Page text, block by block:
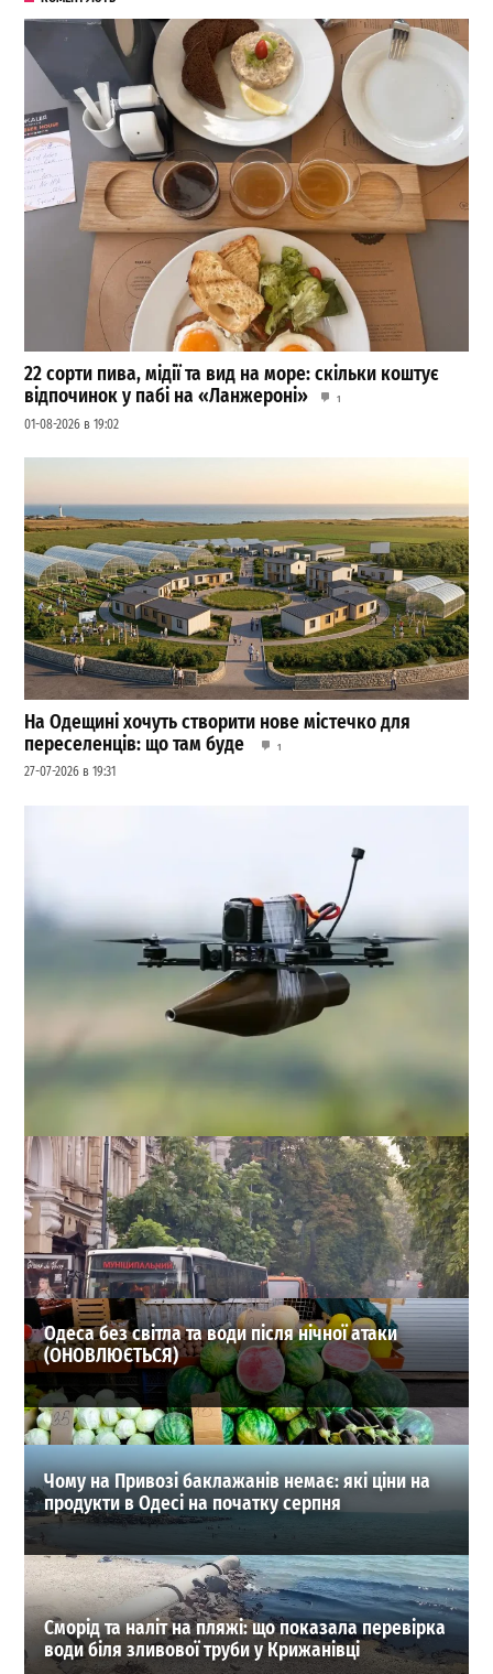
22 сорти пива, мідії та вид на море: скільки коштує
відпочинок у пабі на «Ланжероні»
1
01-08-2026 в 19:02
На Одещині хочуть створити нове містечко для
переселенців: що там буде
1
27-07-2026 в 19:31
«Полювання» на продавця в Херсоні та майже 1000
загиблих: масштаби атак російських FPV-дронів
(відео)
0
04-08-2026 в 20:27
ВИБІР РЕДАКЦІЇ
Одеса без світла та води після нічної атаки
(ОНОВЛЮЄТЬСЯ)
Чому на Привозі баклажанів немає: які ціни на
продукти в Одесі на початку серпня
Сморід та наліт на пляжі: що показала перевірка
води біля зливової труби у Крижанівці